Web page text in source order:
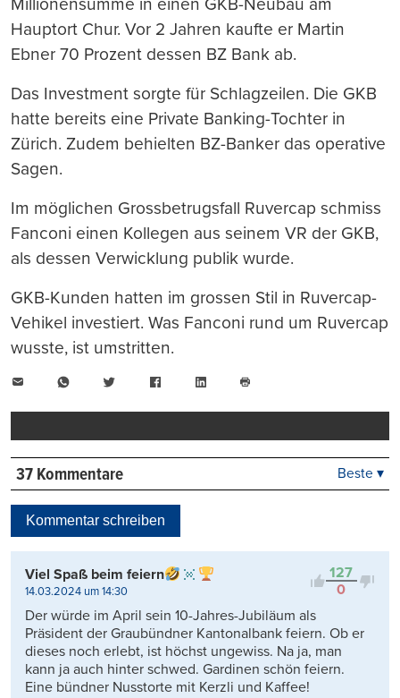
Hauptort Chur. Vor 2 Jahren kaufte er Martin
Ebner 70 Prozent dessen BZ Bank ab.
Das Investment sorgte für Schlagzeilen. Die GKB
hatte bereits eine Private Banking-Tochter in
Zürich. Zudem behielten BZ-Banker das operative
Sagen.
Im möglichen Grossbetrugsfall Ruvercap schmiss
Fanconi einen Kollegen aus seinem VR der GKB,
als dessen Verwicklung publik wurde.
GKB-Kunden hatten im grossen Stil in Ruvercap-
Vehikel investiert. Was Fanconi rund um Ruvercap
wusste, ist umstritten.
WhatsAppTwitter FacebookLinkedIn
drucken
37 Kommentare
Kontrovers
Beste ▾
Kommentar schreiben
127
0
Viel Spaß beim feiern
14.03.2024 um 14:30
Der würde im April sein 10-Jahres-Jubiläum als
Präsident der Graubündner Kantonalbank feiern. Ob er
dieses noch erlebt, ist höchst ungewiss. Na ja, man
kann ja auch hinter schwed. Gardinen schön feiern.
Eine bündner Nusstorte mit Kerzli und Kaffee!